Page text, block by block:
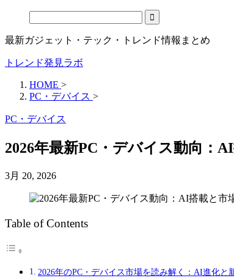
最新ガジェット・テック・トレンド情報まとめ
トレンド発見ラボ
HOME >
PC・デバイス >
PC・デバイス
2026年最新PC・デバイス動向：
3月 20, 2026
Table of Contents
2026年のPC・デバイス市場を読み解く：AI進化と